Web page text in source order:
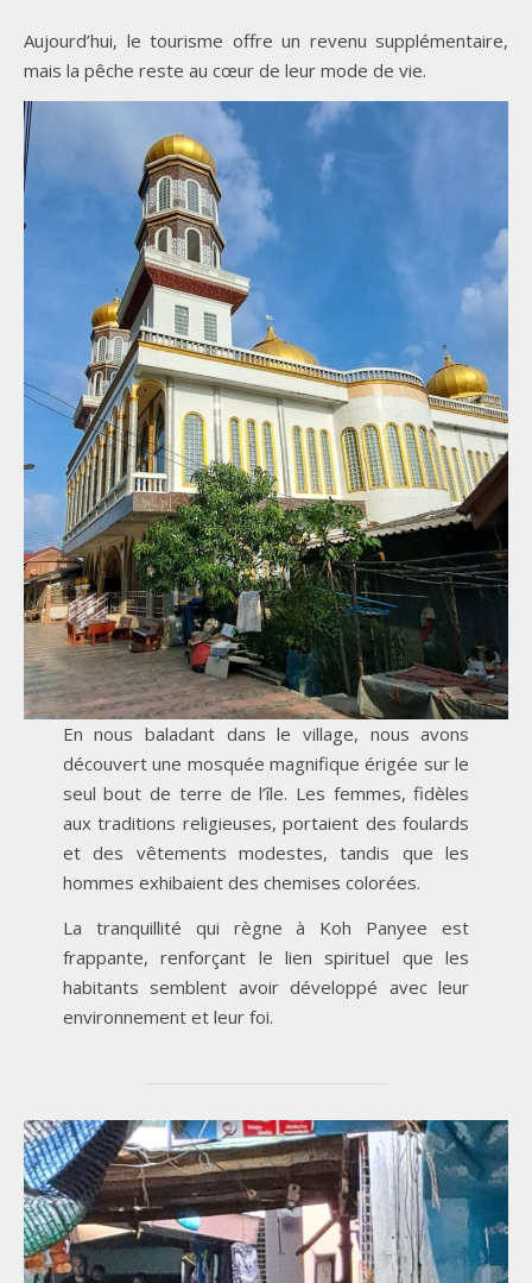
Aujourd’hui, le tourisme offre un revenu supplémentaire,
mais la pêche reste au cœur de leur mode de vie.
En nous baladant dans le village, nous avons
découvert une mosquée magnifique érigée sur le
seul bout de terre de l’île. Les femmes, fidèles
aux traditions religieuses, portaient des foulards
et des vêtements modestes, tandis que les
hommes exhibaient des chemises colorées.
La tranquillité qui règne à Koh Panyee est
frappante, renforçant le lien spirituel que les
habitants semblent avoir développé avec leur
environnement et leur foi.